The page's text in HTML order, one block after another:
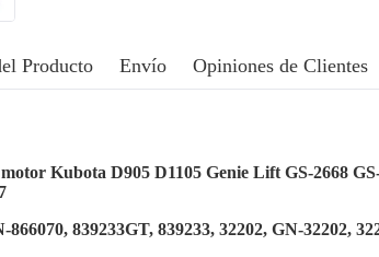
Producto Envío Opiniones de Clientes
Kubota D905 D1105 Genie Lift GS-2668
866070, 839233GT, 839233, 32202, GN-32202,